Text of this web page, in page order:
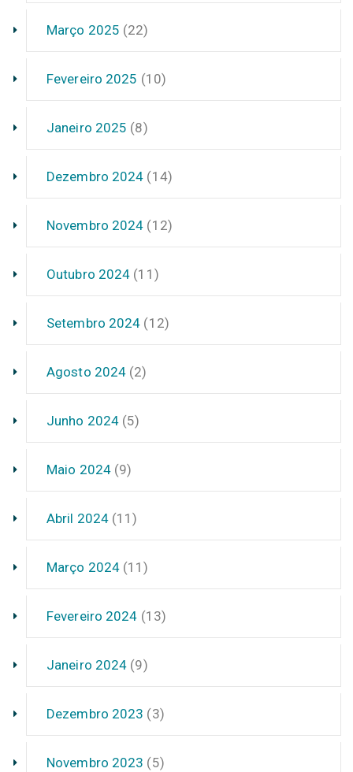
Março 2025 (22)
Fevereiro 2025 (10)
Janeiro 2025 (8)
Dezembro 2024 (14)
Novembro 2024 (12)
Outubro 2024 (11)
Setembro 2024 (12)
Agosto 2024 (2)
Junho 2024 (5)
Maio 2024(9)
Abril 2024 (11)
Março 2024 (11)
Fevereiro 2024 (13)
Janeiro 2024 (9)
Dezembro 2023 (3)
Novembro 2023 (5)